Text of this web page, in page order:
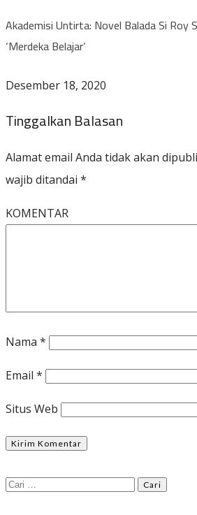
Akademisi Untirta: Novel Balada Si Roy
‘Merdeka Belajar’
Desember 18, 2020
Tinggalkan Balasan
Alamat email Anda tidak akan
wajib ditandai *
KOMENTAR
Nama *
Email *
Situs Web
Cari